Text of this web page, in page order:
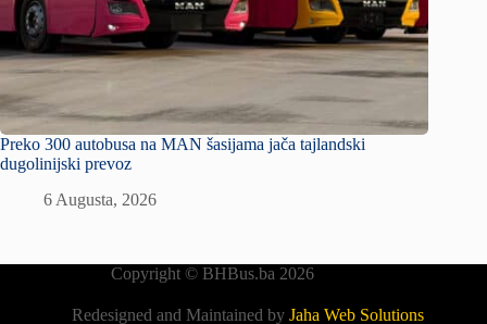
Preko 300 autobusa na MAN šasijama jača tajlandski
dugolinijski prevoz
6 Augusta, 2026
Copyright © BHBus.ba 2026
Redesigned and Maintained byJaha Web Solutions